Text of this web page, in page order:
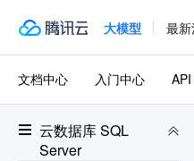
大模型 最
云数据库 SQL
Server
文档中心 入门中心